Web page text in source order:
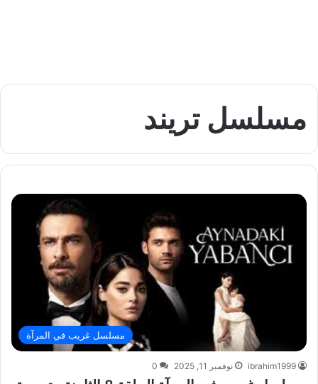
مسلسل تريند
مسلسل غريب في المرآة
ibrahim1999 نوفمبر 11, 2025 0